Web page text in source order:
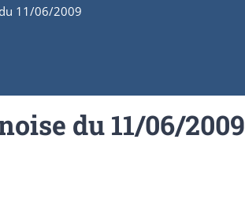
11/06/2009
du 11/06/2009